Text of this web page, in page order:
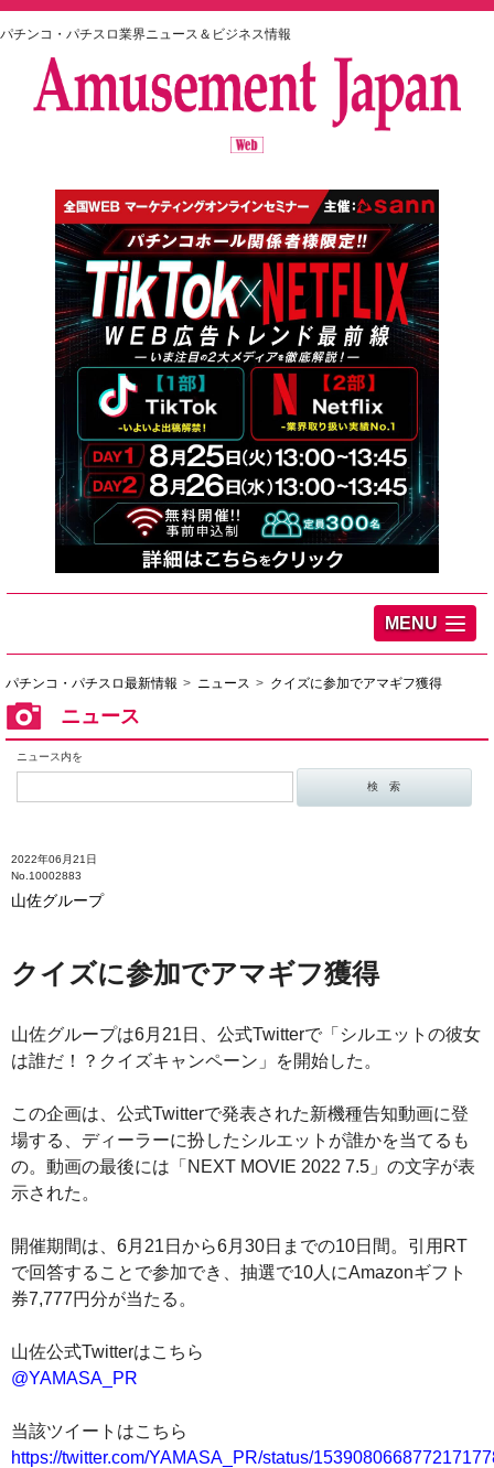
パチンコ・パチスロ業界ニュース＆ビジネス情報
MENU
パチンコ・パチスロ最新情報 ニュース クイズに参加でアマギフ獲得
ニュース
ニュース内を
2022年06月21日
No.10002883
山佐グループ
クイズに参加でアマギフ獲得
山佐グループは6月21日、公式Twitterで「シルエットの彼女
は誰だ！？クイズキャンペーン」を開始した。
この企画は、公式Twitterで発表された新機種告知動画に登
場する、ディーラーに扮したシルエットが誰かを当てるも
の。動画の最後には「NEXT MOVIE 2022 7.5」の文字が表
示された。
開催期間は、6月21日から6月30日までの10日間。引用RT
で回答することで参加でき、抽選で10人にAmazonギフト
券7,777円分が当たる。
山佐公式Twitterはこちら
@YAMASA_PR
当該ツイートはこちら
https://twitter.com/YAMASA_PR/status/